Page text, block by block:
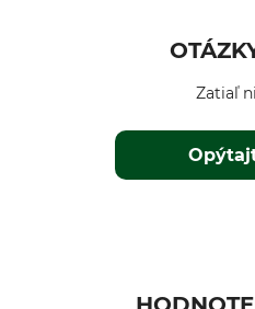
Zatiaľ